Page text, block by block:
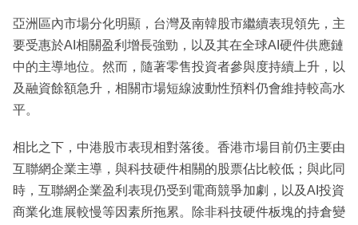
亞洲區內市場分化明顯，台灣及南韓股市繼續表現領先，主
要受惠於AI相關盈利增長強勁，以及其在全球AI硬件供應鏈
中的主導地位。然而，隨著零售投資者參與度持續上升，以
及融資餘額急升，相關市場短線波動性預料仍會維持較高水
平。
相比之下，中港股市表現相對落後。香港市場目前仍主要由
互聯網企業主導，與科技硬件相關的股票佔比較低；與此同
時，互聯網企業盈利表現仍受到電商競爭加劇，以及AI投資
商業化進展較慢等因素所拖累。除非科技硬件板塊的持倉變